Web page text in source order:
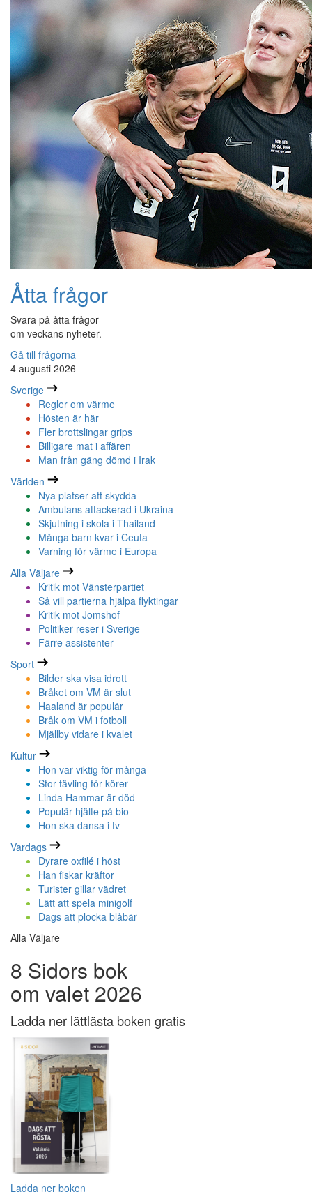
Åtta frågor
Svara på åtta frågor
om veckans nyheter.
Gå till frågorna
4 augusti 2026
Sverige
Regler om värme
Hösten är här
Fler brottslingar grips
Billigare mat i affären
Man från gäng dömd i Irak
Världen
Nya platser att skydda
Ambulans attackerad i Ukraina
Skjutning i skola i Thailand
Många barn kvar i Ceuta
Varning för värme i Europa
Alla Väljare
Kritik mot Vänsterpartiet
Så vill partierna hjälpa flyktingar
Kritik mot Jomshof
Politiker reser i Sverige
Färre assistenter
Sport
Bilder ska visa idrott
Bråket om VM är slut
Haaland är populär
Bråk om VM i fotboll
Mjällby vidare i kvalet
Kultur
Hon var viktig för många
Stor tävling för körer
Linda Hammar är död
Populär hjälte på bio
Hon ska dansa i tv
Vardags
Dyrare oxfilé i höst
Han fiskar kräftor
Turister gillar vädret
Lätt att spela minigolf
Dags att plocka blåbär
Alla Väljare
8 Sidors bok
om valet 2026
Ladda ner lättlästa boken gratis
Ladda ner boken